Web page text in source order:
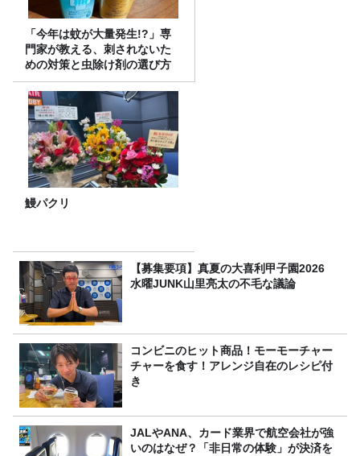
「今年は蚊が大量発生!?」専
門家が教える、刺されないた
めの対策と虫除け剤の選び方
鰻パクリ
【募集要項】真夏の大喜利甲子園2026
水曜JUNK山里亮太の不毛な議論
コンビニのヒット商品！モーモーチャー
チャーを食す！アレンジ自在のレシピ付
き
JALやANA、カード業界で航空会社が強
いのはなぜ？「非日常の体験」が決済を